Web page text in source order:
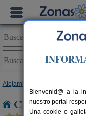
Alojamientos
Casas Rurales
Bienvenid@ a la
nuestro portal
Una cookie o